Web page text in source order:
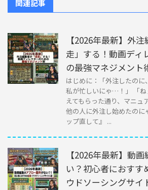
関連記事
【2026年最新】外
走」する！動画ディ
の最強マネジメント
はじめに：「外注したの
私が忙しいにゃ…！」 「
えてもらった通り、マニュ
他の人に外注し始めたのに
ップ直して』 ...
【2026年最新】動
い？初心者におすす
ウドソーシングサイ